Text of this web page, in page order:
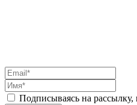
Подписываясь на